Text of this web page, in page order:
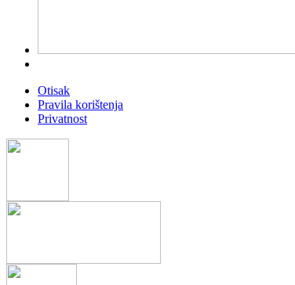
Otisak
Pravila korištenja
Privatnost